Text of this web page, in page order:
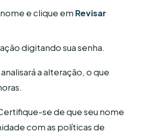
e clique em Revisar
digitando sua senha.
a alteração, o que
se de que seu nome
com as políticas de